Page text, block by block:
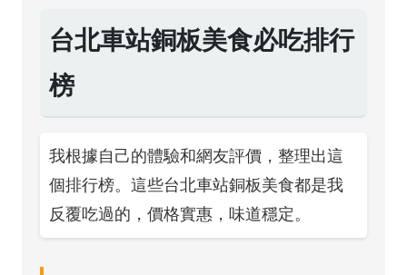
台北車站銅板美食必吃排行
榜
我根據自己的體驗和網友評價，整理出這
個排行榜。這些台北車站銅板美食都是我
反覆吃過的，價格實惠，味道穩定。